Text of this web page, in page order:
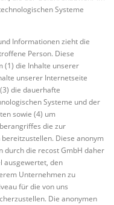
Systeme
Informationen zieht die
Person. Diese
(1) die Inhalte unserer
unserer Internetseite
die dauerhafte
Systeme und der
sowie (4) um
die zur
Diese anonym
durch die recost GmbH daher
ausgewertet, den
Unternehmen zu
für die von uns
Die anonymen